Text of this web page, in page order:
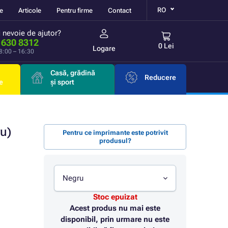
Articole Pentru firme Contact RO
nevoie de ajutor?
8312
– 16:30 Logare 0 Lei
Casă, grădină
și sport
Reducere
Pentru ce imprimante este potrivit
produsul?
Negru
Stoc epuizat
Acest produs nu mai este
disponibil, prin urmare nu este